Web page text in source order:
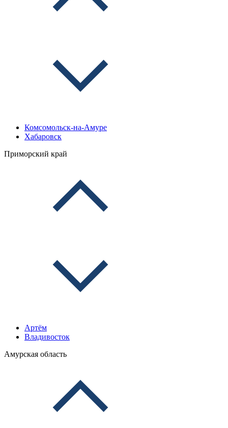
Комсомольск-на-Амуре
Хабаровск
Приморский край
Артём
Владивосток
Амурская область